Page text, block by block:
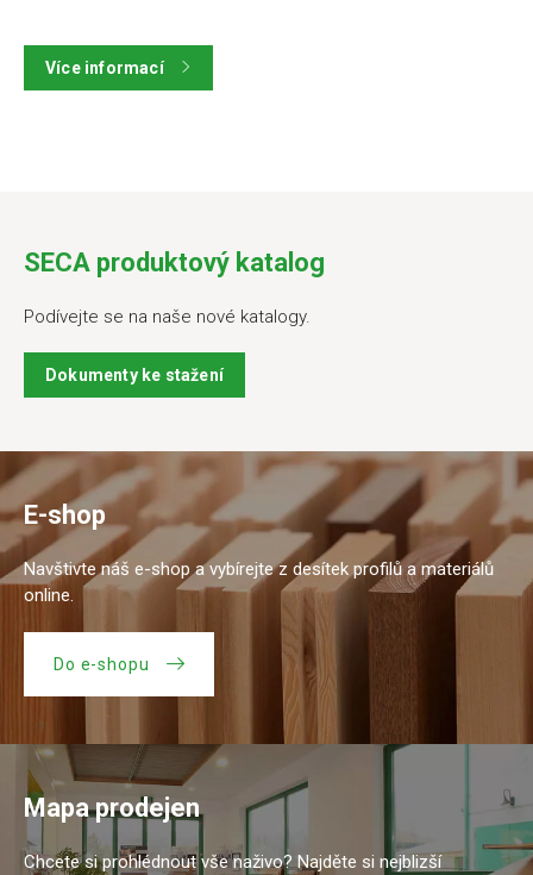
Více informací
SECA produktový katalog
Podívejte se na naše nové katalogy.
Dokumenty ke stažení
E-shop
Navštivte náš e-shop a vybírejte z desítek profilů a materiálů
online.
Do e-shopu
Mapa prodejen
Chcete si prohlédnout vše naživo? Najděte si nejblizší